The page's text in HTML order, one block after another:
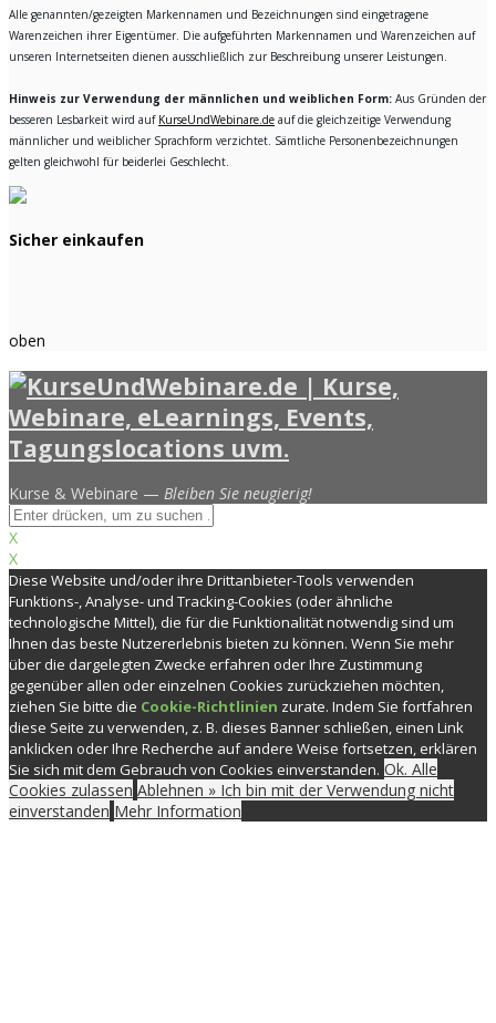
Alle genannten/gezeigten Markennamen und Bezeichnungen sind eingetragene
Warenzeichen ihrer Eigentümer. Die aufgeführten Markennamen und Warenzeichen auf
unseren Internetseiten dienen ausschließlich zur Beschreibung unserer Leistungen.
Hinweis zur Verwendung der männlichen und weiblichen Form: Aus Gründen der
besseren Lesbarkeit wird auf KurseUndWebinare.de auf die gleichzeitige Verwendung
männlicher und weiblicher Sprachform verzichtet. Sämtliche Personenbezeichnungen
gelten gleichwohl für beiderlei Geschlecht.
Sicher einkaufen
oben
Kurse & Webinare — Bleiben Sie neugierig!
X
X
Diese Website und/oder ihre Drittanbieter-Tools verwenden
Funktions-, Analyse- und Tracking-Cookies (oder ähnliche
technologische Mittel), die für die Funktionalität notwendig sind um
Ihnen das beste Nutzererlebnis bieten zu können. Wenn Sie mehr
über die dargelegten Zwecke erfahren oder Ihre Zustimmung
gegenüber allen oder einzelnen Cookies zurückziehen möchten,
ziehen Sie bitte die Cookie-Richtlinien zurate. Indem Sie fortfahren
diese Seite zu verwenden, z. B. dieses Banner schließen, einen Link
anklicken oder Ihre Recherche auf andere Weise fortsetzen, erklären
Sie sich mit dem Gebrauch von Cookies einverstanden. Ok. Alle
Cookies zulassen Ablehnen » Ich bin mit der Verwendung nicht
einverstanden Mehr Information